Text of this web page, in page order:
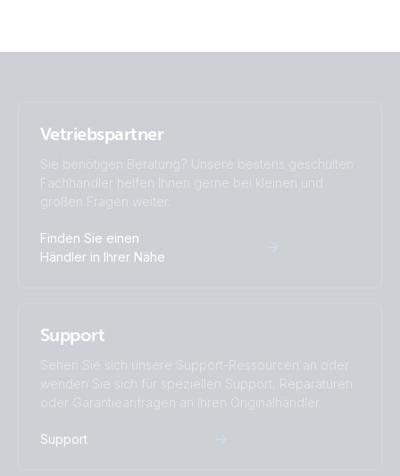
Vetriebspartner
Sie benötigen Beratung? Unsere bestens geschulten
Fachhändler helfen Ihnen gerne bei kleinen und
großen Fragen weiter.
Finden Sie einen
Händler in Ihrer Nähe
Support
Sehen Sie sich unsere Support-Ressourcen an oder
wenden Sie sich für speziellen Support, Reparaturen
oder Garantieanfragen an Ihren Originalhändler.
Support